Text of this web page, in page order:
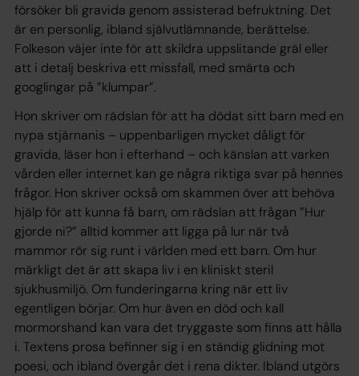
försöker bli gravida genom assisterad befruktning. Det
är en personlig, ibland självutlämnande, berättelse.
Folkeson väjer inte för att skildra uppslitande gräl eller
att i detalj beskriva ett missfall, med smärta och
googlingar på ”klumpar”.
Hon skriver om rädslan för att ha dödat sitt barn med en
nypa stjärnanis – uppenbarligen mycket dåligt för
gravida, läser hon i efterhand – och känslan att varken
vården eller internet kan ge några riktiga svar på hennes
frågor. Hon skriver också om skammen över att behöva
hjälp för att kunna få barn, om rädslan att frågan ”Hur
gjorde ni?” alltid kommer att ligga på lur när två
mammor rör sig runt i världen med ett barn. Om hur
märkligt det är att skapa liv i en kliniskt steril
sjukhusmiljö. Om funderingarna kring när ett liv
egentligen börjar. Om hur även en död och kall
mormorshand kan vara det tryggaste som finns att hålla
i. Textens prosa befinner sig i en ständig glidning mot
poesi, och ibland övergår det i rena dikter. Ibland utgörs